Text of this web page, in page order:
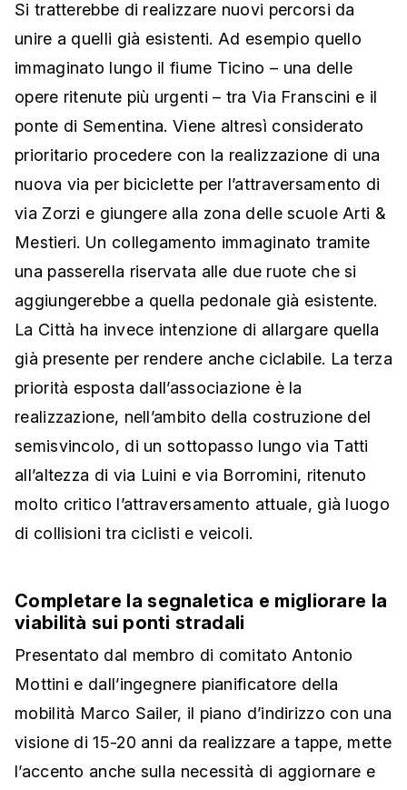
Si tratterebbe di realizzare nuovi percorsi da
unire a quelli già esistenti. Ad esempio quello
immaginato lungo il fiume Ticino – una delle
opere ritenute più urgenti – tra Via Franscini e il
ponte di Sementina. Viene altresì considerato
prioritario procedere con la realizzazione di una
nuova via per biciclette per l’attraversamento di
via Zorzi e giungere alla zona delle scuole Arti &
Mestieri. Un collegamento immaginato tramite
una passerella riservata alle due ruote che si
aggiungerebbe a quella pedonale già esistente.
La Città ha invece intenzione di allargare quella
già presente per rendere anche ciclabile. La terza
priorità esposta dall’associazione è la
realizzazione, nell’ambito della costruzione del
semisvincolo, di un sottopasso lungo via Tatti
all’altezza di via Luini e via Borromini, ritenuto
molto critico l’attraversamento attuale, già luogo
di collisioni tra ciclisti e veicoli.
Completare la segnaletica e migliorare la
viabilità sui ponti stradali
Presentato dal membro di comitato Antonio
Mottini e dall’ingegnere pianificatore della
mobilità Marco Sailer, il piano d’indirizzo con una
visione di 15-20 anni da realizzare a tappe, mette
l’accento anche sulla necessità di aggiornare e